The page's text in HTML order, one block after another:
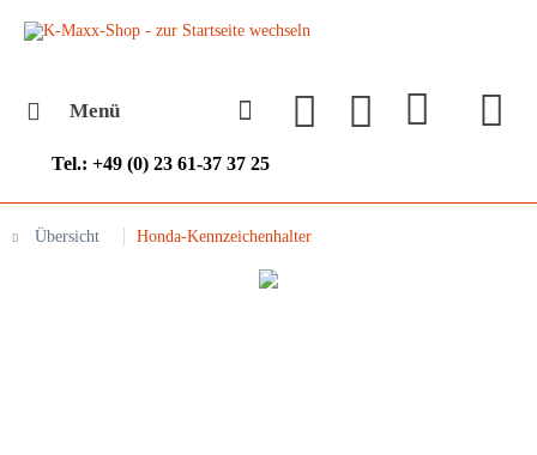
Tel.: +49 (0) 23 61-37 37 25
Menü
Übersicht Honda-Kennzeichenhalter